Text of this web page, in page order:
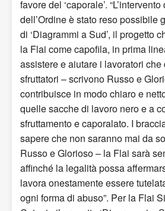
favore del ‘caporale’.
dell’Ordine è stato reso possibile
di ‘Diagrammi a Sud’, il progetto
la Flai come capofila, in prima
assistere e aiutare i lavoratori
sfruttatori – scrivono Russo e
contribuisce in modo chiaro e
quelle sacche di lavoro nero e a
sfruttamento e caporalato. I
sapere che non saranno mai da
Russo e Glorioso – la Flai sarà
affinché la legalità possa
lavora onestamente essere
ogni forma di abuso”. Per la Flai